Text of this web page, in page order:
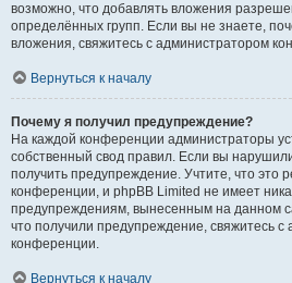
возможно, что добавлять вложения
определённых групп. Если вы не знаете,
вложения, свяжитесь с администратором
Вернуться к началу
Почему я получил предупреждение?
На каждой конференции администраторы
собственный свод правил. Если вы
получить предупреждение. Учтите, что это
конференции, и phpBB Limited не имеет
предупреждениям, вынесенным на данном
что получили предупреждение, свяжитесь с
конференции.
Вернуться к началу